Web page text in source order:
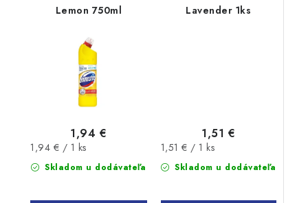
Lemon 750ml
Skladom u dodávateľa
1,94 €
Jednotková
cena:
1,94 € / 1 ks
Lavender 1ks
Skladom u dodávateľa
1,51 €
Jednotková
cena:
1,51 € / 1 ks